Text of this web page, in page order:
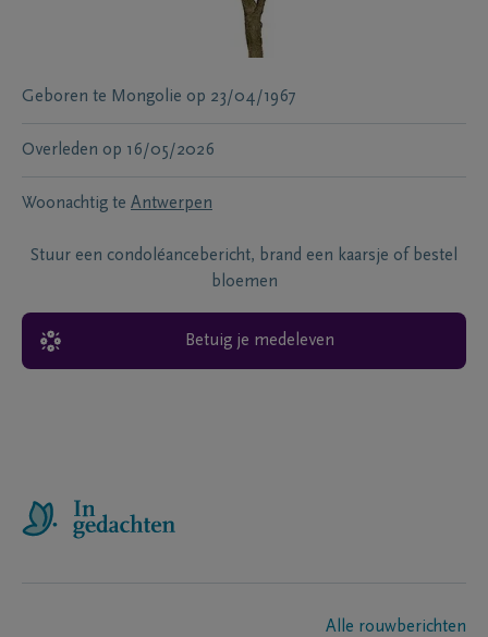
Geboren te Mongolie op 23/04/1967
Overleden op 16/05/2026
Woonachtig te Antwerpen
Stuur een condoléancebericht, brand een kaarsje of bestel
bloemen
Betuig je medeleven
Alle rouwberichten